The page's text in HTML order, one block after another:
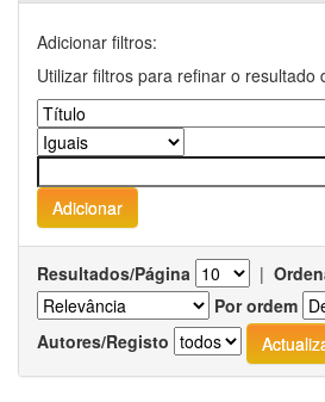
Adicionar filtros:
Utilizar filtros para refinar o resultado
Resultados/Página |
Por ordem
Autores/Registo